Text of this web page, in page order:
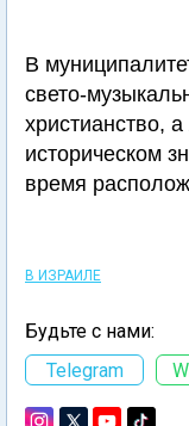
В
свето-
христианство,
историческом
время
В ИЗРАИЛЕ
Будьте с нами:
Telegram